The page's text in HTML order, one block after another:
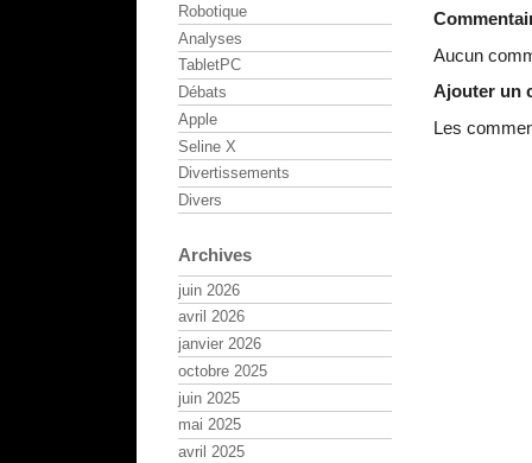
Aucun
Ajouter un
Les
Robotique
Analyses
TabletPC
Débats
Apple
Seline X
Divertissements
Divers
Archives
juin 2026
avril 2026
janvier 2026
octobre 2025
juin 2025
mai 2025
avril 2025